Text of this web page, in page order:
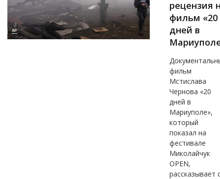
рецензия
фильм «20
дней в
фильм
Мстислава
Чернова «20
дней в
Мариуполе»,
который
показал на
фестивале
Миколайчук
OPEN,
рассказывает